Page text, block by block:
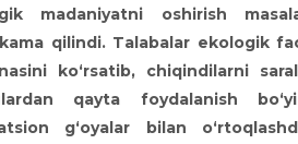
madaniyatni oshirish
qilindi. Talabalar ekologik
ko‘rsatib, chiqindilarni
qayta foydalanish
g‘oyalar bilan